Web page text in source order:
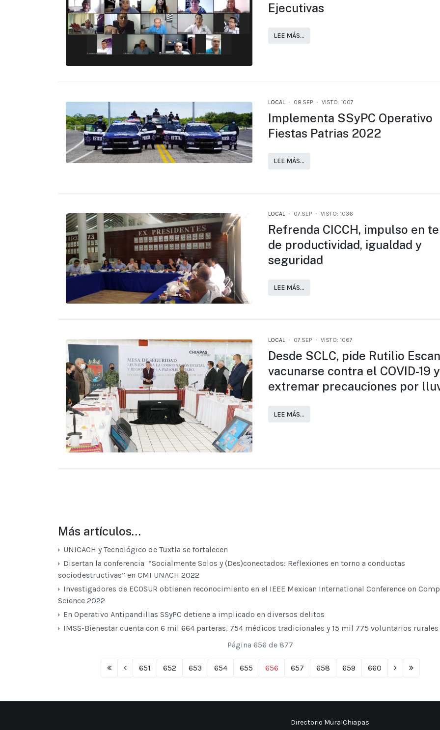
Ejecutivas
LEE MÁS…
LOCAL 08.SEP VISTO: 1007
Implementa SSyPC Operativo
Fiestas Patrias 2022
LEE MÁS…
LOCAL 07.SEP VISTO: 1036
Refrenda CICCH, impulso en
de productividad, igualdad y
seguridad
LEE MÁS…
LOCAL 07.SEP VISTO: 1067
Desde SCLC, pide Rutilio
vacunarse contra el COVID-19 y
extremar precauciones por
LEE MÁS…
Más artículos…
UNICACH y Tecnológico de Tuxtla se fortalecen
Disertan la conferencia “Socialmente Solos y (Des)conectados: Reflexiones en torno a conductas
sociodestructivas” en CMI UNACH 2022
Investigadores de ECOSUR obtienen reconocimiento en el IEEE Mexican International Conference on
Science 2022
En Operativo Antipandillas SSyPC detiene a implicado en diversos delitos
IMSS-Bienestar cuenta con 6 mil 664 parteras, 754 médicos tradicionales y 15 mil 775 voluntarios rurales
Página 656 de 877
651 652 653 654 655 656 657 658 659 660
Directorio MuralChiapas